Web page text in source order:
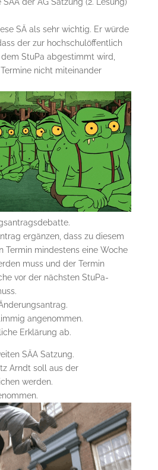
SÄ als sehr wichtig. Er würde
der zur hochschulöffentlich
StuPa abgestimmt wird,
nicht miteinander
ergänzen, dass zu diesem
Termin mindestens eine Woche
muss und der Termin
vor der nächsten StuPa-
angenommen.
Erklärung ab.
SÄA Satzung.
Arndt soll aus der
werden.